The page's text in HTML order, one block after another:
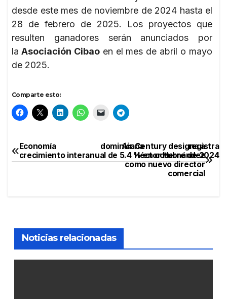
desde este mes de noviembre de 2024 hasta el
28 de febrero de 2025. Los proyectos que
resulten ganadores serán anunciados por
la Asociación Cibaoen el mes de abril o mayo
de 2025.
Comparte esto:
Navegación
Air Century designa a
Héctor Hernández
como nuevo director
comercial
Economía dominicana registra
crecimiento interanual de 5.4 % en octubre de 2024
Noticias relacionadas